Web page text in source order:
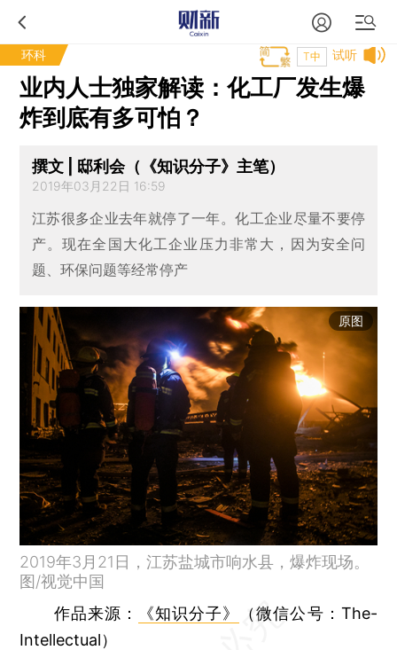
环科 试听
T中
业内人士独家解读：化工厂发生爆
炸到底有多可怕？
撰文 | 邸利会（《知识分子》主笔）
2019年03月22日 16:59
江苏很多企业去年就停了一年。化工企业尽量不要停
产。现在全国大化工企业压力非常大，因为安全问
题、环保问题等经常停产
原图
2019年3月21日，江苏盐城市响水县，爆炸现场。
图/视觉中国
作品来源：
《知识分子》
（微信公号：The-
Intellectual）